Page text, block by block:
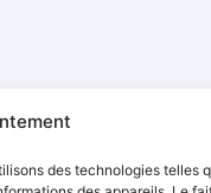
des technologies telles